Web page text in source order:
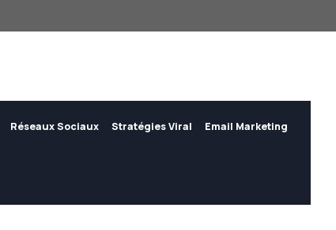
Réseaux Sociaux Stratégies Viral Email Marketing